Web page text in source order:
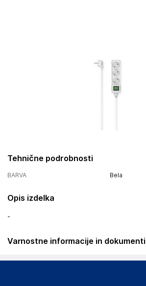
Tehnične podrobnosti
BARVA Bela
Opis izdelka
-
Varnostne informacije in dokumenti
Podatki o proizvajalcu